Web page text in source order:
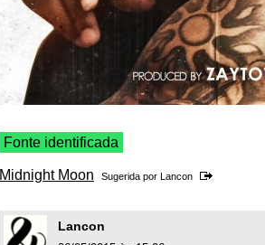
Fonte identificada
Midnight Moon Sugerida por Lancon
Lancon